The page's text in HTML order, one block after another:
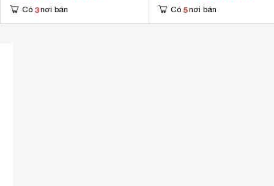
Có 3 nơi bán Có 5 nơi bán